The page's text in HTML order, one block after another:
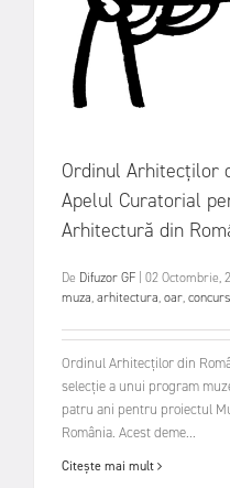
Ordinul Arhitecților
Apelul Curatorial
Arhitectură din
De Difuzor GF 02 Octombrie,
muza,arhitectura,oar,concurs
Ordinul Arhitecților din
selecție a unui program
patru ani pentru proiectul
România. Acest deme...
Citește mai mult